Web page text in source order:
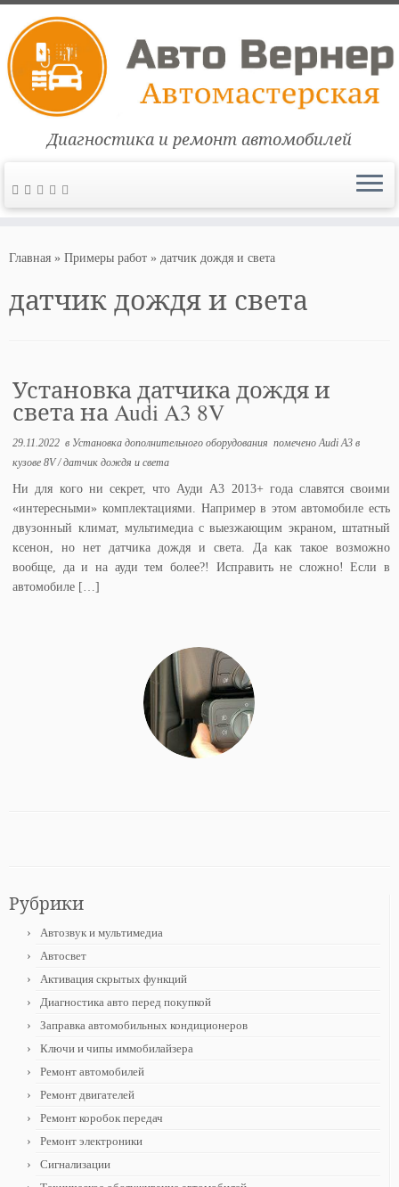
Диагностика и ремонт автомобилей
Главная » Примеры работ » датчик дождя и света
датчик дождя и света
Установка датчика дождя и
света на Audi A3 8V
29.11.2022 в Установка дополнительного оборудования помеченоAudi A3 в
кузове 8V/датчик дождя и света
Ни для кого ни секрет, что Ауди А3 2013+ года славятся своими
«интересными» комплектациями. Например в этом автомобиле есть
двузонный климат, мультимедиа с выезжающим экраном, штатный
ксенон, но нет датчика дождя и света. Да как такое возможно
вообще, да и на ауди тем более?! Исправить не сложно! Если в
автомобиле […]
Рубрики
Автозвук и мультимедиа
Автосвет
Активация скрытых функций
Диагностика авто перед покупкой
Заправка автомобильных кондиционеров
Ключи и чипы иммобилайзера
Ремонт автомобилей
Ремонт двигателей
Ремонт коробок передач
Ремонт электроники
Сигнализации